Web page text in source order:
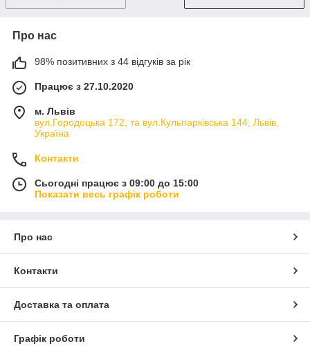
Про нас
98% позитивних з 44 відгуків за рік
Працює з 27.10.2020
м. Львів
вул.Городоцька 172, та вул.Кульпарківська 144, Львів,
Україна
Контакти
Сьогодні працює з 09:00 до 15:00
Показати весь графік роботи
Про нас
Контакти
Доставка та оплата
Графік роботи